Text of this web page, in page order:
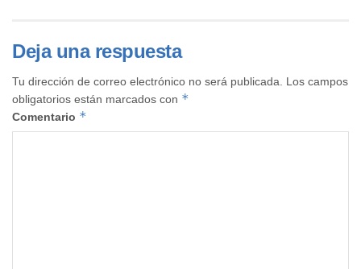
Deja una respuesta
Tu dirección de correo electrónico no será publicada.
Los campos
obligatorios están marcados con *
Comentario *